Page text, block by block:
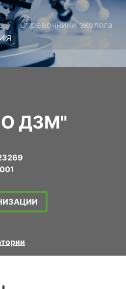
Справочники эколога
ДЗМ"